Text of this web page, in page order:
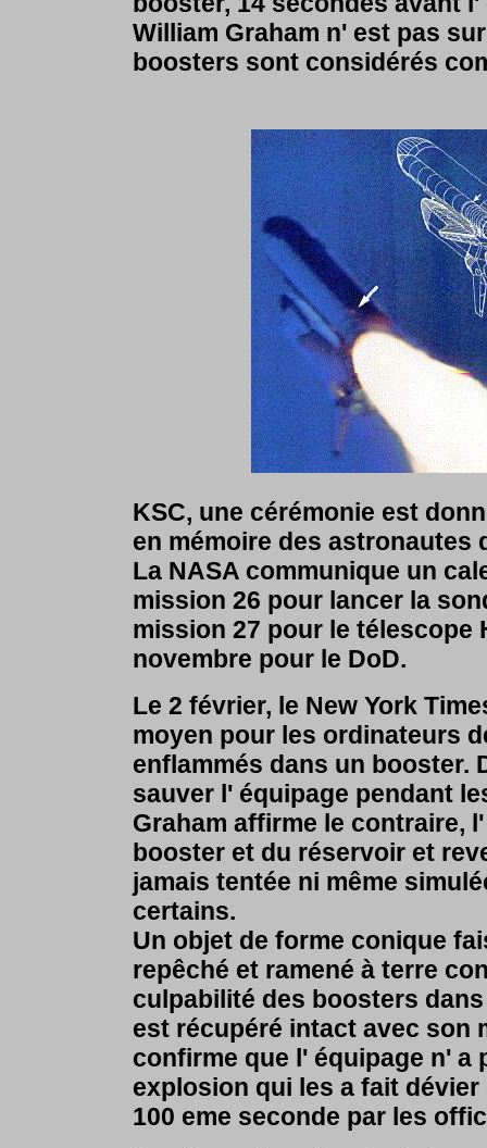
William Graham n' est pas
boosters sont considérés
KSC, une cérémonie est
en mémoire des
La NASA communique un
mission 26 pour lancer la
mission 27 pour le télescope
novembre pour le DoD.
Le 2 février, le New York
moyen pour les ordinateurs
enflammés dans un booster.
sauver l' équipage pendant
Graham affirme le contraire,
booster et du réservoir et
jamais tentée ni même
certains.
Un objet de forme conique
repêché et ramené à terre
culpabilité des boosters
est récupéré intact avec son
confirme que l' équipage n' a
explosion qui les a fait
100 eme seconde par les